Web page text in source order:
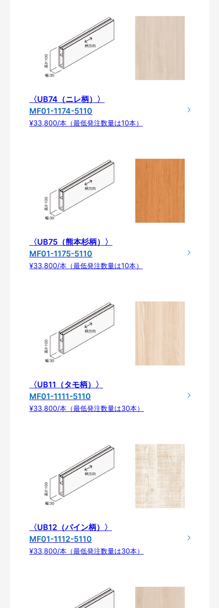
〈UB74（ニレ柄）〉
MF01-1174-5110
¥33,800/本（最低発注数量は10本）
〈UB75（熊本杉柄）〉
MF01-1175-5110
¥33,800/本（最低発注数量は10本）
〈UB11（タモ柄）〉
MF01-1111-5110
¥33,800/本（最低発注数量は30本）
〈UB12（パイン柄）〉
MF01-1112-5110
¥33,800/本（最低発注数量は30本）